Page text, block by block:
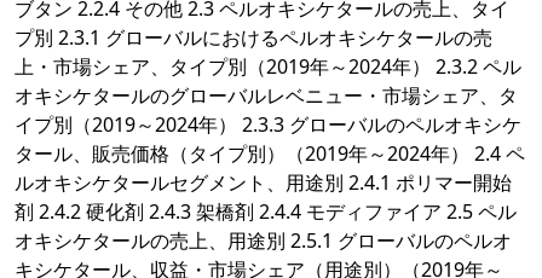
ブタン 2.2.4 その他 2.3 ペルオキシケタールの売上、タイ
プ別 2.3.1 グローバルにおけるペルオキシケタールの売
上・市場シェア、タイプ別（2019年～2024年） 2.3.2 ペル
オキシケタールのグローバルレベニュー・市場シェア、タ
イプ別（2019～2024年） 2.3.3 グローバルのペルオキシケ
タール、販売価格（タイプ別）（2019年～2024年） 2.4 ペ
ルオキシケタールセグメント、用途別 2.4.1 ポリマー開始
剤 2.4.2 硬化剤 2.4.3 架橋剤 2.4.4 モディファイア 2.5 ペル
オキシケタールの売上、用途別 2.5.1 グローバルのペルオ
キシケタール、収益・市場シェア（用途別）（2019年～